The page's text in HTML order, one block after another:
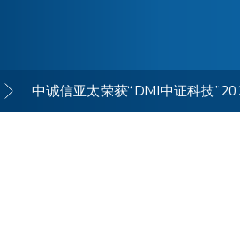
中诚信亚太荣获“DMI中证科技